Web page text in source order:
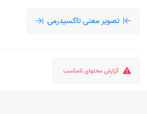
تصویر معنی تاکسیدرمی
گزارش محتوای نامناسب